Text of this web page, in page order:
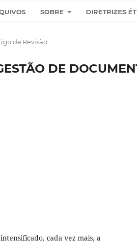
SOBRE DIRETRIZES
de Revisão
DE
cada vez mais, a